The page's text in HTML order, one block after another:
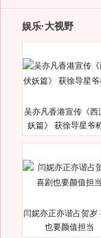
娱乐·大视野
吴亦凡香港宣传《西
妖篇》 获徐导星爷
闫妮亦正亦谐占贺岁
也要颜值担当